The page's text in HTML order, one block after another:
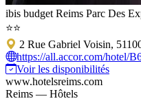
ibis budget Reims Parc Des
⭐⭐
2 Rue Gabriel Voisin,
https://all.accor.com/hotel/
Voir les disponibilités
www.hotelsreims.com
Reims — Hôtels